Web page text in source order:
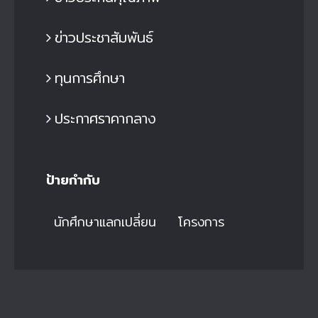
ข่าวประชาสัมพันธ์
ทุนการศึกษา
ประกาศราคากลาง
ป้ายกำกับ
นักศึกษาแลกเปลี่ยน โครงการ